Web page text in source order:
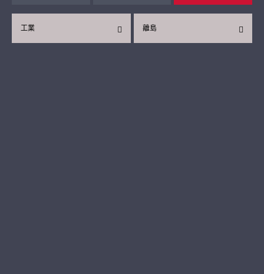
離島
工業